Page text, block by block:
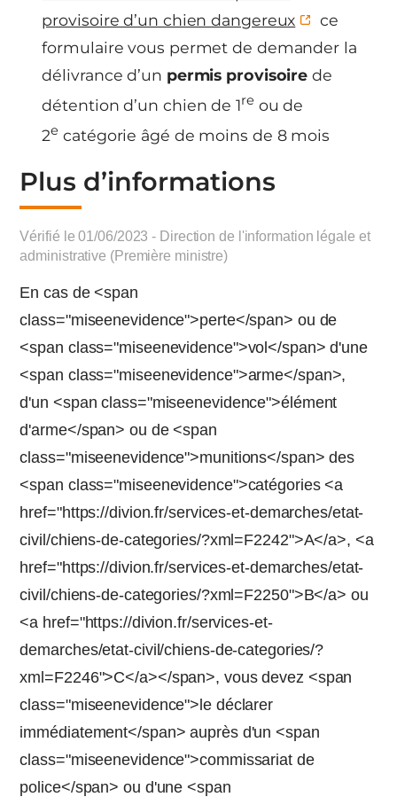
provisoire d’un chien dangereux
ce
formulaire vous permet de demander la
délivrance d’un permis provisoire de
détention d’un chien de 1re ou de
2e catégorie âgé de moins de 8 mois
Plus d’informations
Vérifié le 01/06/2023 - Direction de l'information légale et
administrative (Première ministre)
En cas de <span
class="miseenevidence">perte</span> ou de
<span class="miseenevidence">vol</span> d'une
<span class="miseenevidence">arme</span>,
d'un <span class="miseenevidence">élément
d'arme</span> ou de <span
class="miseenevidence">munitions</span> des
<span class="miseenevidence">catégories <a
href="https://divion.fr/services-et-demarches/etat-
civil/chiens-de-categories/?xml=F2242">A</a>, <a
href="https://divion.fr/services-et-demarches/etat-
civil/chiens-de-categories/?xml=F2250">B</a> ou
<a href="https://divion.fr/services-et-
demarches/etat-civil/chiens-de-categories/?
xml=F2246">C</a></span>, vous devez <span
class="miseenevidence">le déclarer
immédiatement</span> auprès d'un <span
class="miseenevidence">commissariat de
police</span> ou d'une <span